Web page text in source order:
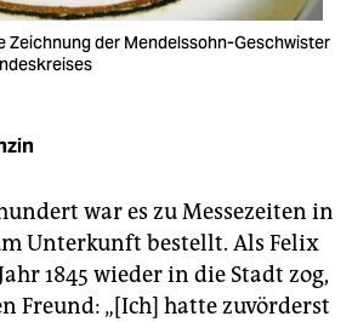
Zeichnung der Mendelssohn-Geschwister
war es zu Messezeiten in
Unterkunft bestellt. Als Felix
1845 wieder in die Stadt zog,
Freund: „[Ich] hatte zuvörderst